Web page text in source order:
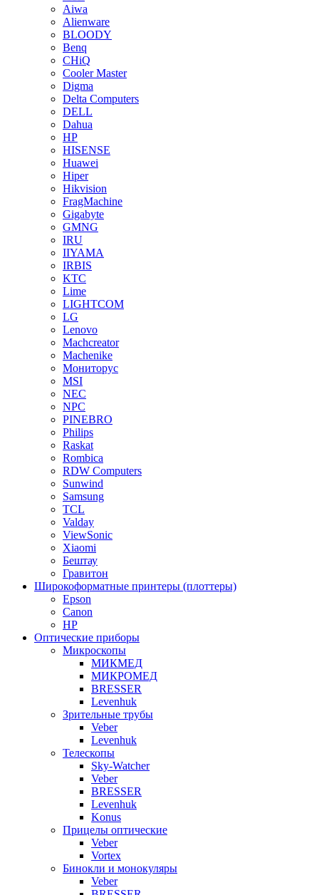
Aiwa
Alienware
BLOODY
Benq
CHiQ
Cooler Master
Digma
Delta Computers
DELL
Dahua
HP
HISENSE
Huawei
Hiper
Hikvision
FragMachine
Gigabyte
GMNG
IRU
IIYAMA
IRBIS
KTC
Lime
LIGHTCOM
LG
Lenovo
Machcreator
Machenike
Мониторус
MSI
NEC
NPC
PINEBRO
Philips
Raskat
Rombica
RDW Computers
Sunwind
Samsung
TCL
Valday
ViewSonic
Xiaomi
Бештау
Гравитон
Широкоформатные принтеры (плоттеры)
Epson
Canon
HP
Оптические приборы
Микроскопы
МИКМЕД
МИКРОМЕД
BRESSER
Levenhuk
Зрительные трубы
Veber
Levenhuk
Телескопы
Sky-Watcher
Veber
BRESSER
Levenhuk
Konus
Прицелы оптические
Veber
Vortex
Бинокли и монокуляры
Veber